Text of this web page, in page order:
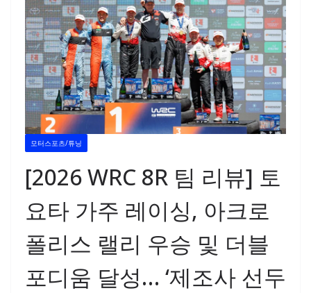
모터스포츠/튜닝
[2026 WRC 8R 팀 리뷰] 토
요타 가주 레이싱, 아크로
폴리스 랠리 우승 및 더블
포디움 달성… ‘제조사 선두